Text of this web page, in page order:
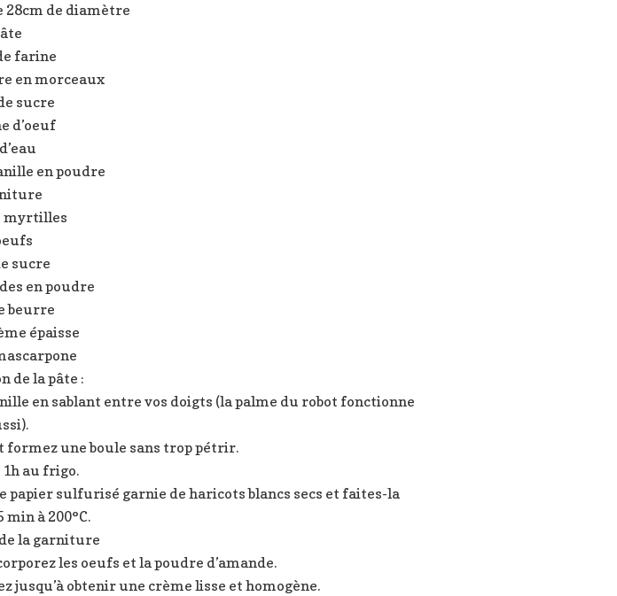
28cm de diamètre
farine
en morceaux
sucre
d’oeuf
en poudre
myrtilles
sucre
en poudre
beurre
épaisse
de la pâte :
en sablant entre vos doigts (la palme du robot fonctionne
formez une boule sans trop pétrir.
1h au frigo.
papier sulfurisé garnie de haricots blancs secs et faites-la
à 200°C.
la garniture
les oeufs et la poudre d’amande.
jusqu’à obtenir une crème lisse et homogène.